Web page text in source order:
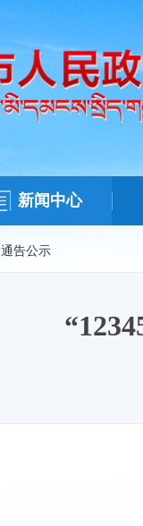
新闻中心
通告公示